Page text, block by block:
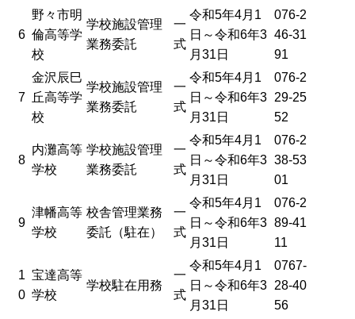
6
野々市明
倫高等学
校
学校施設管理
業務委託
一
式
令和5年4月1
日～令和6年3
月31日
076-2
46-31
91
7
金沢辰巳
丘高等学
校
学校施設管理
業務委託
一
式
令和5年4月1
日～令和6年3
月31日
076-2
29-25
52
8
内灘高等
学校
学校施設管理
業務委託
一
式
令和5年4月1
日～令和6年3
月31日
076-2
38-53
01
9
津幡高等
学校
校舎管理業務
委託（駐在）
一
式
令和5年4月1
日～令和6年3
月31日
076-2
89-41
11
1
0
宝達高等
学校
学校駐在用務
一
式
令和5年4月1
日～令和6年3
月31日
0767-
28-40
56